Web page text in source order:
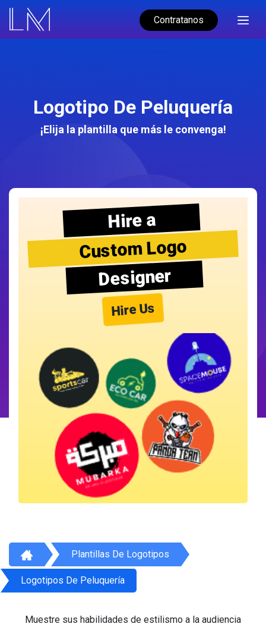
Contratanos
Logotipo De Peluquería
¡Elija la plantilla que más le convenga!
Hire a
Custom Logo
Designer
Hire Us
Plantillas De Logotipos
Logotipos De Peluquería
Muestre sus habilidades de estilismo a la audiencia